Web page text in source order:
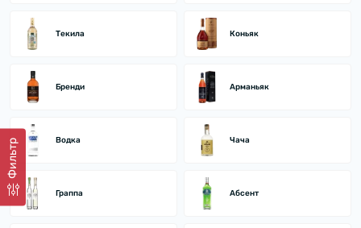
Фильтр
Текила Коньяк
Бренди Арманьяк
Водка Чача
Граппа Абсент